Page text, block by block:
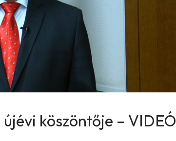
köszöntője – VIDEÓ